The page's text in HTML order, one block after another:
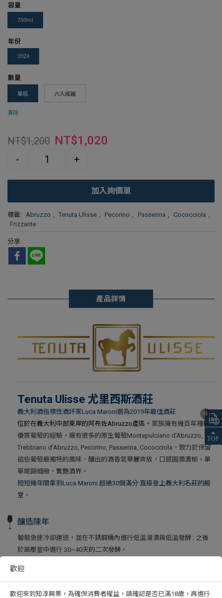
歡迎
歡迎來到知淳興業，為確保消費者權益，請確認是否已滿18歲，再進行
容量
750ml
年份
2024
數量
單瓶 六入成箱
清除
NT$1,200 NT$1,020
- +
加入詢價單
標籤: Abruzzo , Tenuta Ulisse , Pecorino , Passerina , Cococciola ,
Frizzante
分享
產品詳情
Tenuta Ulisse 尤里西斯酒莊
義大利酒指標性酒評家Luca Maroni選為2019年最佳酒莊
位於在義大利中部東岸的阿布佐Abruzzo產區。 家族擁有幾百年種植
優質葡萄的經驗，擁有很多的原生葡萄Montepulciano d’Abruzzo,
Trebbiano d’Abruzzo, Pecorino, Passerina, Cococciola，致力於保留
這些葡萄最獨特的風味，釀出的酒香氣華麗奔放，口感圓潤濃郁，單
寧尾韻細緻，驚艷酒界。
短短幾年間拿到Luca Maroni 超過30個滿分 直接登上義大利名莊的殿
堂。
釀造陳年
葡萄急速冷卻運送，並在不銹鋼桶內進行低溫浸漬與低溫發酵 ; 之後
於高壓釜中進行 30~40天的二次發酵。
0